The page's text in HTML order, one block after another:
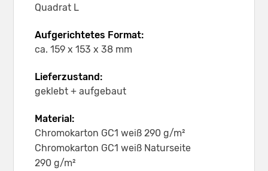
Quadrat L
Aufgerichtetes Format:
ca. 159 x 153 x 38 mm
Lieferzustand:
geklebt + aufgebaut
Material:
Chromokarton GC1 weiß 290 g/m²
Chromokarton GC1 weiß Naturseite
290 g/m²